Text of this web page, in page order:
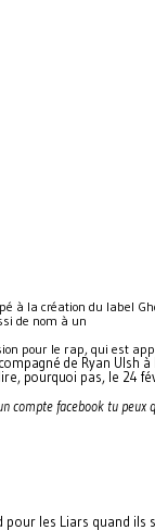
à la création du label
de nom à un
pour le rap, qui est
de Ryan Ulsh
pourquoi pas, le 24
compte facebook tu
pour les Liars quand ils